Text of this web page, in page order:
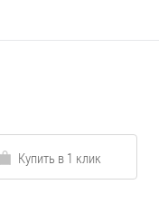
Купить в 1 клик